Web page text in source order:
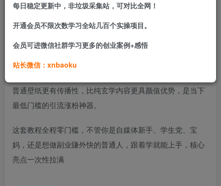
捏年轻受众，闷声賺收益～
什么是卡通玄学许愿壁纸池？就是将治愈系卡通设计与大众
喜爱的玄学元素（暴富、脱单、上岸、转运、平安）深度结
合，打造可互动、可许愿、可收藏的壁纸合集，既满足年轻
普通壁纸更有传播性，比纯玄学内容更具颜值优势，是当下
最低门槛的引流涨粉神器。
这套教程全程零门槛，不管你是自媒体新手、学生党、宝
妈，还是想做副业賺外快的普通人，跟着学就能上手，核心
亮点一次性拉满
每日稳定更新中，非垃圾采集站，可对比全网！
开通会员不限次数学习全站几百个实操项目。
会员可进微信社群学习更多的创业案例+感悟
站长微信：xnbaoku